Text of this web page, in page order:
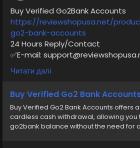
Buy Verified Go2Bank Accounts
https://reviewshopusa.net/
go2-bank-accounts
24 Hours Reply/Contact
✅E-mail:
✅Teams: ReviewShopUSA
✅Telegram: @ReviewShopUSA
Go2Bank#DigitalBanking
Читати далі
Buy Verified Go2 Bank
Buy Verified Go2 Bank Accounts offers
cardless cash withdrawal, allowing you
go2bank balance without the need for